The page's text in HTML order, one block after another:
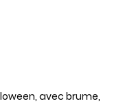
avec brume,